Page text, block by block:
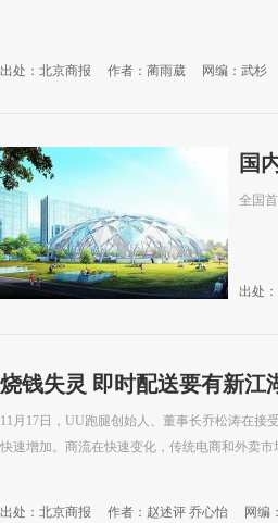
出处：北京商报 作者：蔺雨葳 网编：武杉
国
全国
出处
烧钱失灵 即时配送要有新江
11月17日，UU跑腿创始人、董事长乔松涛在接
快速增加。商流在快速变化，传统电商和外卖
出处：北京商报 作者：赵述评 乔心怡 网编